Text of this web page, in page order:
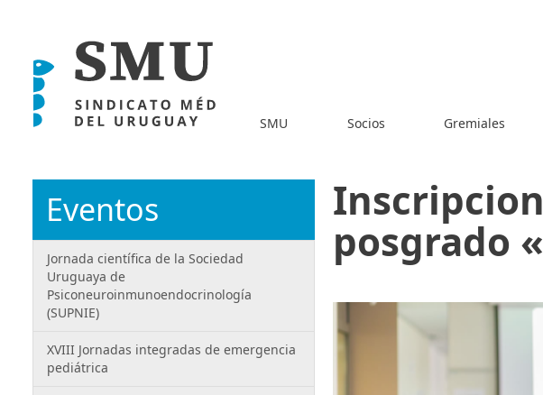
SMU Socios Gremiales
posgrado
Eventos
Jornada científica de la Sociedad
Uruguaya de
Psiconeuroinmunoendocrinología
(SUPNIE)
XVIII Jornadas integradas de emergencia
pediátrica